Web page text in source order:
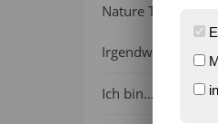
Nature Thursday
Irgendwie wie
Ich bin…